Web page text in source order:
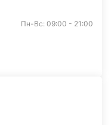
Пн-Вс: 09:00 - 21:00